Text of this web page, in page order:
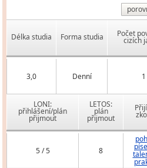
Délka studia Forma studia Počet
cizích
3,0 Denní 1
LONI:
přihlášení/plán
přijmout
LETOS:
plán
přijmout
5 / 5 8